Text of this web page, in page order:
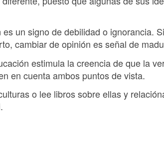
un signo de debilidad o ignorancia.
cambiar de opinión es señal de
estimula la creencia de que la
en cuenta ambos puntos de vista.
o lee libros sobre ellas y